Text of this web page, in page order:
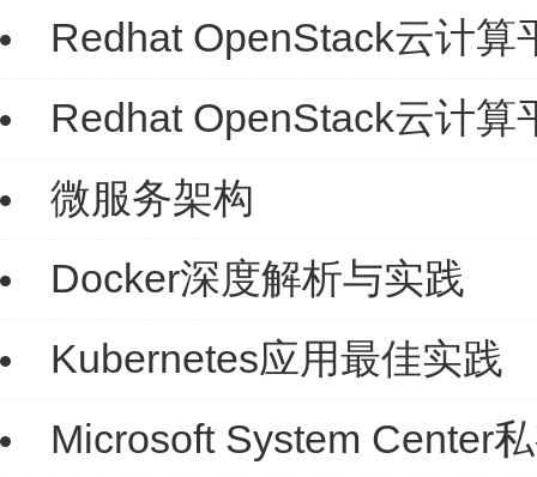
Redhat OpenStack云计算
Redhat OpenStack云计算
微服务架构
Docker深度解析与实践
Kubernetes应用最佳实践
Microsoft System Center